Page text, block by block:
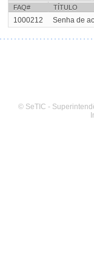
FAQ#
TÍTULO
1000212 Senha de
© SeTIC -